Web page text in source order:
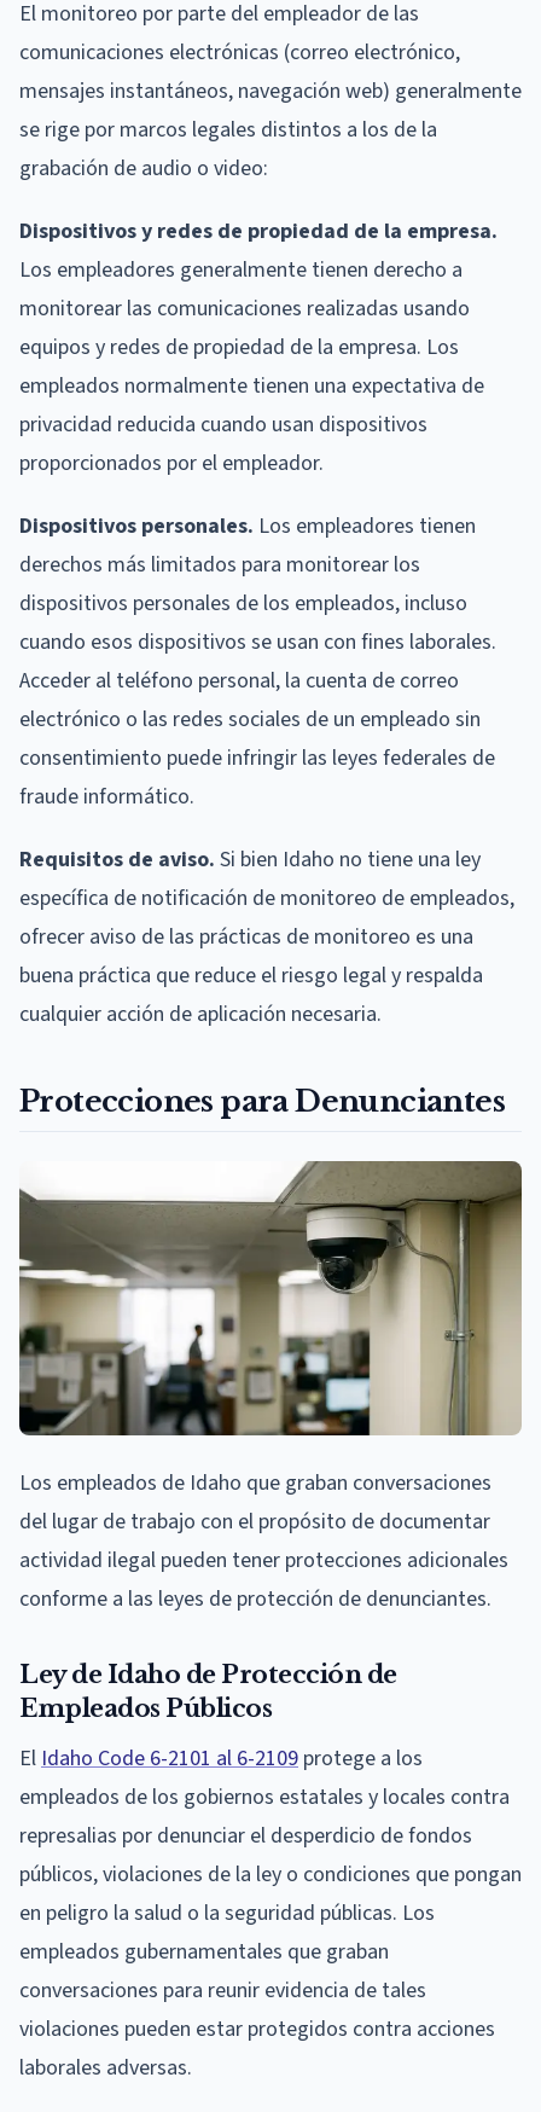
El monitoreo por parte del empleador de las
comunicaciones electrónicas (correo electrónico,
mensajes instantáneos, navegación web) generalmente
se rige por marcos legales distintos a los de la
grabación de audio o video:
Dispositivos y redes de propiedad de la empresa.
Los empleadores generalmente tienen derecho a
monitorear las comunicaciones realizadas usando
equipos y redes de propiedad de la empresa. Los
empleados normalmente tienen una expectativa de
privacidad reducida cuando usan dispositivos
proporcionados por el empleador.
Dispositivos personales. Los empleadores tienen
derechos más limitados para monitorear los
dispositivos personales de los empleados, incluso
cuando esos dispositivos se usan con fines laborales.
Acceder al teléfono personal, la cuenta de correo
electrónico o las redes sociales de un empleado sin
consentimiento puede infringir las leyes federales de
fraude informático.
Requisitos de aviso. Si bien Idaho no tiene una ley
específica de notificación de monitoreo de empleados,
ofrecer aviso de las prácticas de monitoreo es una
buena práctica que reduce el riesgo legal y respalda
cualquier acción de aplicación necesaria.
Protecciones para Denunciantes
Los empleados de Idaho que graban conversaciones
del lugar de trabajo con el propósito de documentar
actividad ilegal pueden tener protecciones adicionales
conforme a las leyes de protección de denunciantes.
Ley de Idaho de Protección de
Empleados Públicos
El Idaho Code 6-2101 al 6-2109 protege a los
empleados de los gobiernos estatales y locales contra
represalias por denunciar el desperdicio de fondos
públicos, violaciones de la ley o condiciones que pongan
en peligro la salud o la seguridad públicas. Los
empleados gubernamentales que graban
conversaciones para reunir evidencia de tales
violaciones pueden estar protegidos contra acciones
laborales adversas.